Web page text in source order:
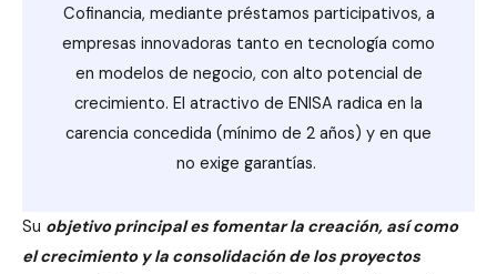
Cofinancia, mediante préstamos participativos, a
empresas innovadoras tanto en tecnología como
en modelos de negocio, con alto potencial de
crecimiento. El atractivo de ENISA radica en la
carencia concedida (mínimo de 2 años) y en que
no exige garantías.
Su objetivo principal es fomentar la creación, así como
el crecimiento y la consolidación de los proyectos